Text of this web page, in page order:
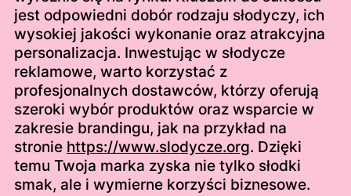
jest odpowiedni dobór rodzaju słodyczy, ich
wysokiej jakości wykonanie oraz atrakcyjna
personalizacja. Inwestując w słodycze
reklamowe, warto korzystać z
profesjonalnych dostawców, którzy oferują
szeroki wybór produktów oraz wsparcie w
zakresie brandingu, jak na przykład na
stronie https://www.slodycze.org. Dzięki
temu Twoja marka zyska nie tylko słodki
smak, ale i wymierne korzyści biznesowe.